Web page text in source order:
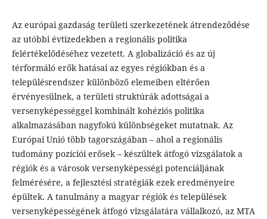
Az európai gazdaság területi szerkezetének átrendeződése
az utóbbi évtizedekben a regionális politika
felértékelődéséhez vezetett. A globalizáció és az új
térformáló erők hatásai az egyes régiókban és a
településrendszer különböző elemeiben eltérően
érvényesülnek, a területi struktúrák adottságai a
versenyképességgel kombinált kohéziós politika
alkalmazásában nagyfokú különbségeket mutatnak. Az
Európai Unió több tagországában – ahol a regionális
tudomány pozíciói erősek – készültek átfogó vizsgálatok a
régiók és a városok versenyképességi potenciáljának
felmérésére, a fejlesztési stratégiák ezek eredményeire
épültek. A tanulmány a magyar régiók és települések
versenyképességének átfogó vizsgálatára vállalkozó, az MTA